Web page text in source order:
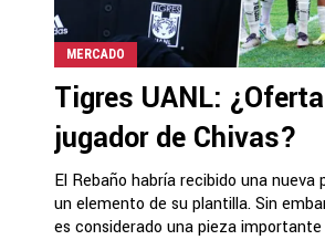
MERCADO
Tigres UANL:
jugador de Chivas?
El Rebaño habría recibido una nueva
un elemento de su plantilla. Sin
es considerado una pieza importante